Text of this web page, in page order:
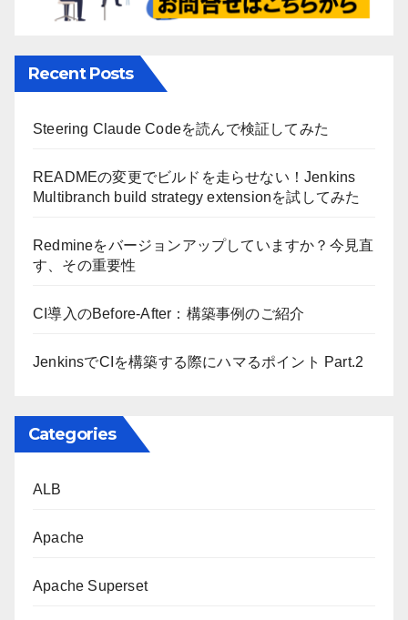
Recent Posts
Steering Claude Codeを読んで検証してみた
READMEの変更でビルドを走らせない！Jenkins
Multibranch build strategy extensionを試してみた
Redmineをバージョンアップしていますか？今見直
す、その重要性
CI導入のBefore-After：構築事例のご紹介
JenkinsでCIを構築する際にハマるポイント Part.2
Categories
ALB
Apache
Apache Superset